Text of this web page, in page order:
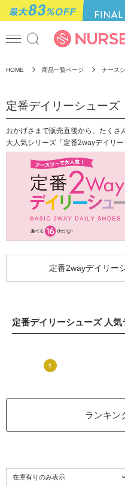
HOME 商品一覧ページ ナース
定番デイリーシューズ
おかげさまで販売直後から、たく
大人気シリーズ「定番2wayデイリー
定番2wayデイリ
定番デイリーシューズ 人気
ランキン